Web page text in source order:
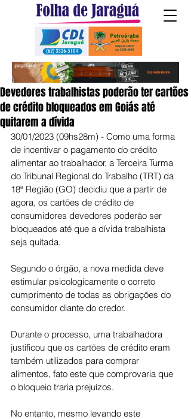
Devedores trabalhistas poderão ter cartões
de crédito bloqueados em Goiás até
quitarem a dívida
30/01/2023 (09hs28m) - Como uma forma
de incentivar o pagamento do crédito
alimentar ao trabalhador, a Terceira Turma
do Tribunal Regional do Trabalho (TRT) da
18ª Região (GO) decidiu que a partir de
agora, os cartões de crédito de
consumidores devedores poderão ser
bloqueados até que a dívida trabalhista
seja quitada.
Segundo o órgão, a nova medida deve
estimular psicologicamente o correto
cumprimento de todas as obrigações do
consumidor diante do credor.
Durante o processo, uma trabalhadora
justificou que os cartões de crédito eram
também utilizados para comprar
alimentos, fato este que comprovaria que
o bloqueio traria prejuízos.
No entanto, mesmo levando este